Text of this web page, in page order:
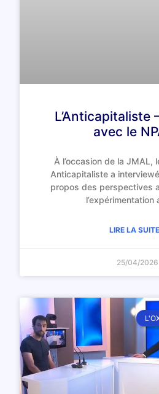
L’Anticapitaliste
avec le
À l’occasion de la JMAL,
Anticapitaliste a
propos des perspectives
l’expérimentation
LIRE LA
25/04/2026